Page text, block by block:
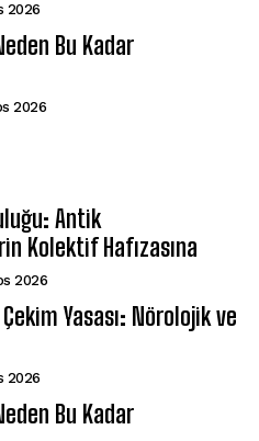
2026
Bu Kadar
2026
Antik
Kolektif Hafızasına
2026
Yasası: Nörolojik ve
2026
Bu Kadar